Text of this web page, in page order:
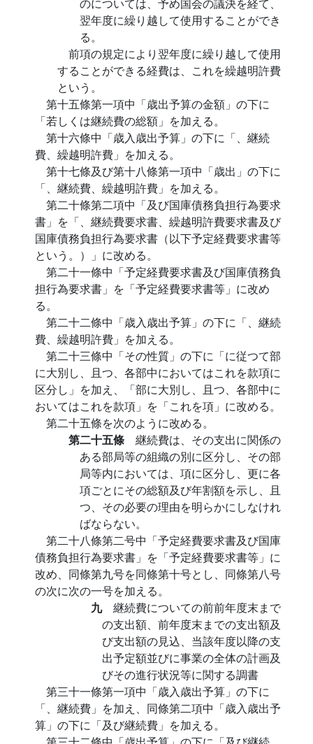
翌年度に繰り越して使用することができ
る。
前項の規定により翌年度に繰り越して使用
することができる経費は、これを繰越明許費
という。
第十五條第一項中「歳出予算の金額」の下に
「若しくは継続費の総額」を加える。
第十六條中「歳入歳出予算」の下に「、継続
費、繰越明許費」を加える。
第十七條及び第十八條第一項中「歳出」の下に
「、継続費、繰越明許費」を加える。
第二十條第二項中「及び国庫債務負担行為要求
書」を「、継続費要求書、繰越明許費要求書及び
国庫債務負担行為要求書（以下予定経費要求書等
という。）」に改める。
第二十一條中「予定経費要求書及び国庫債務負
担行為要求書」を「予定経費要求書等」に改め
る。
第二十二條中「歳入歳出予算」の下に「、継続
費、繰越明許費」を加える。
第二十三條中「その性質」の下に「に従つて部
に大別し、且つ、各部中においてはこれを款項に
区分し」を加え、「部に大別し、且つ、各部中に
おいてはこれを款項」を「これを項」に改める。
第二十五條を次のように改める。
第二十五條 継続費は、その支出に関係の
ある部局等の組織の別に区分し、その部
局等内においては、項に区分し、更に各
項ごとにその総額及び年割額を示し、且
つ、その必要の理由を明らかにしなけれ
ばならない。
第二十八條第二号中「予定経費要求書及び国庫
債務負担行為要求書」を「予定経費要求書等」に
改め、同條第九号を同條第十号とし、同條第八号
の次に次の一号を加える。
九 継続費についての前前年度末まで
の支出額、前年度末までの支出額及
び支出額の見込、当該年度以降の支
出予定額並びに事業の全体の計画及
びその進行状況等に関する調書
第三十一條第一項中「歳入歳出予算」の下に
「、継続費」を加え、同條第二項中「歳入歳出予
算」の下に「及び継続費」を加える。